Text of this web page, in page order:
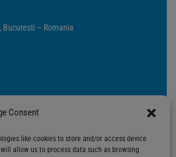
Consent
like cookies to store and/or access device
allow us to process data such as browsing
– Romania